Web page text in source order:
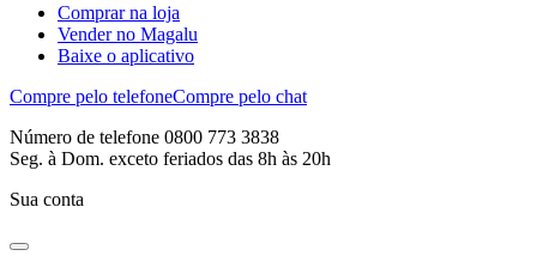
Comprar na loja
Vender no Magalu
Baixe o aplicativo
Compre pelo telefoneCompre pelo chat
Número de telefone 0800 773 3838
Seg. à Dom. exceto feriados das 8h às 20h
Sua conta